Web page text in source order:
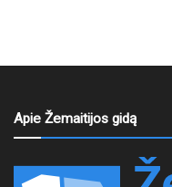
Apie Žemaitijos gidą